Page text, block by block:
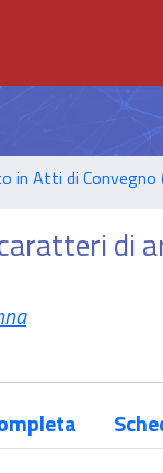
in Atti di Convegno
di